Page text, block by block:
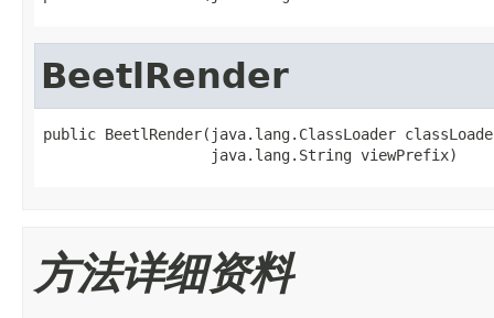
BeetlRender
public BeetlRender(java.lang.ClassLoader
                   java.lang.String viewPrefix)
方法详细资料